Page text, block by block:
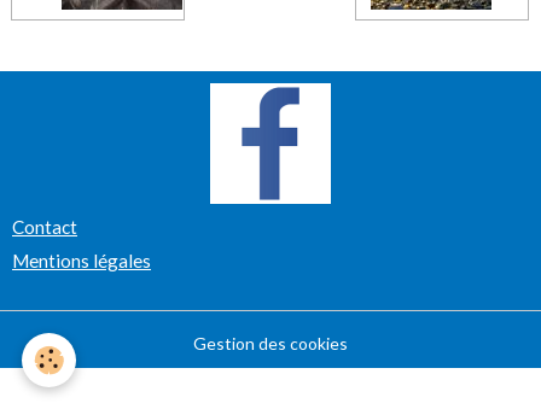
Contact
Mentions légales
Gestion des cookies